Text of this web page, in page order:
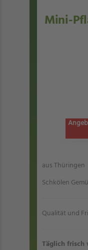
Mini-
aus Thüringen
Schkölen
Qualität und
Täglich frisch